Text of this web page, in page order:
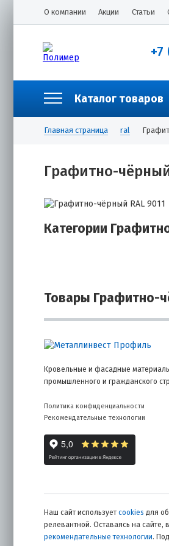
О компании Акции Статьи
+7
Каталог товаров
Главная страница ral
Графитно-чёрный
Категории
Товары Графитно-
Кровельные и фасадные
промышленного и гражданского
Политика конфиденциальности
Рекомендательные технологии
Наш сайт использует cookies для
релевантной. Оставаясь на
рекомендательные технологии.